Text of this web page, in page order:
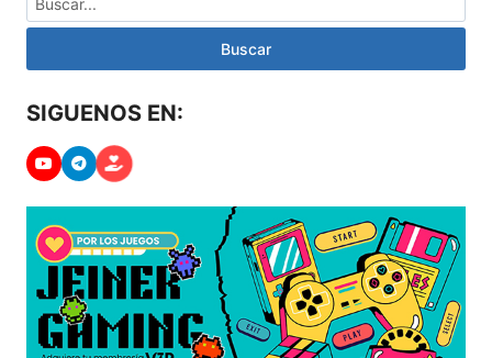
Buscar
SIGUENOS EN: